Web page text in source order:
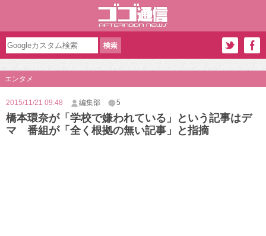
エンタメ
2015/11/21 09:48 編集部 5
橋本環奈が「学校で嫌われている」という記事はデ
マ 番組が「全く根拠の無い記事」と指摘